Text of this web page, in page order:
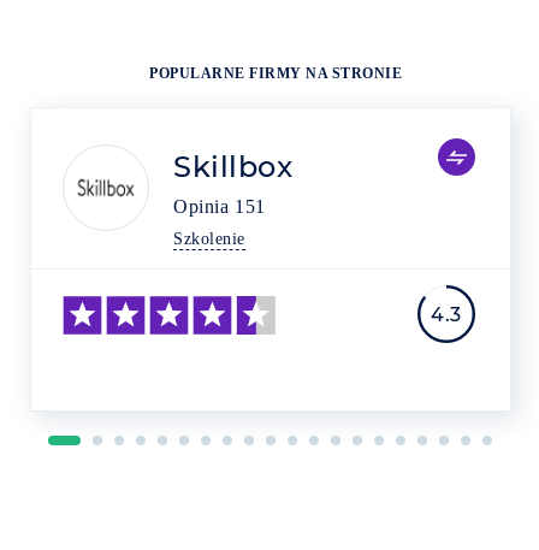
POPULARNE FIRMY NA STRONIE
Skillbox
Opinia 151
Szkolenie
4.3